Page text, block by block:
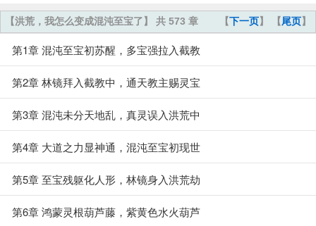
【下一页】 【尾页】
【洪荒，我怎么变成混沌至宝了】 共 573 章
第1章 混沌至宝初苏醒，多宝强拉入截教
第2章 林镜拜入截教中，通天教主赐灵宝
第3章 混沌未分天地乱，真灵误入洪荒中
第4章 大道之力显神通，混沌至宝初现世
第5章 至宝残躯化人形，林镜身入洪荒劫
第6章 鸿蒙灵根葫芦藤，紫黄色水火葫芦